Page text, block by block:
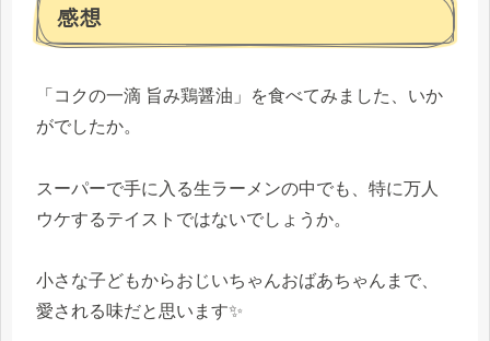
感想
「コクの一滴 旨み鶏醤油」を食べてみました、いか
がでしたか。
スーパーで手に入る生ラーメンの中でも、特に万人
ウケするテイストではないでしょうか。
小さな子どもからおじいちゃんおばあちゃんまで、
愛される味だと思います✨